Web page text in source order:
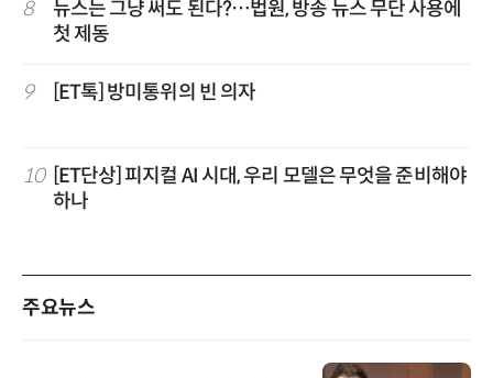
8
뉴스는 그냥 써도 된다?…법원, 방송 뉴스 무단 사용에
첫 제동
9 [ET톡] 방미통위의 빈 의자
10 [ET단상] 피지컬 AI 시대, 우리 모델은 무엇을 준비해야
하나
주요뉴스